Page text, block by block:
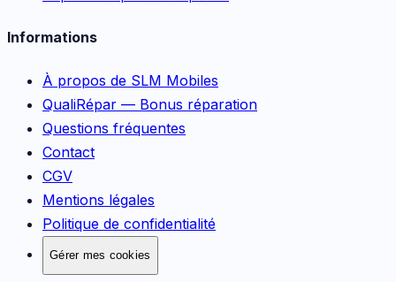
Informations
À propos de SLM Mobiles
QualiRépar — Bonus réparation
Questions fréquentes
Contact
CGV
Mentions légales
Politique de confidentialité
Gérer mes cookies